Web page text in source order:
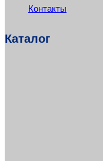
Контакты
Каталог